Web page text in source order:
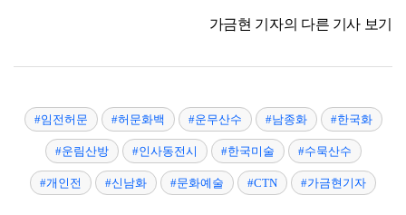
가금현 기자의 다른 기사 보기
#임전허문 #허문화백 #운무산수 #남종화 #한국화
#운림산방 #인사동전시 #한국미술 #수묵산수
#개인전 #신남화 #문화예술 #CTN #가금현기자